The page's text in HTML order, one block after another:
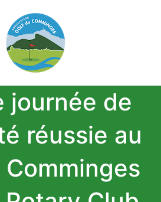
journée de
réussie au